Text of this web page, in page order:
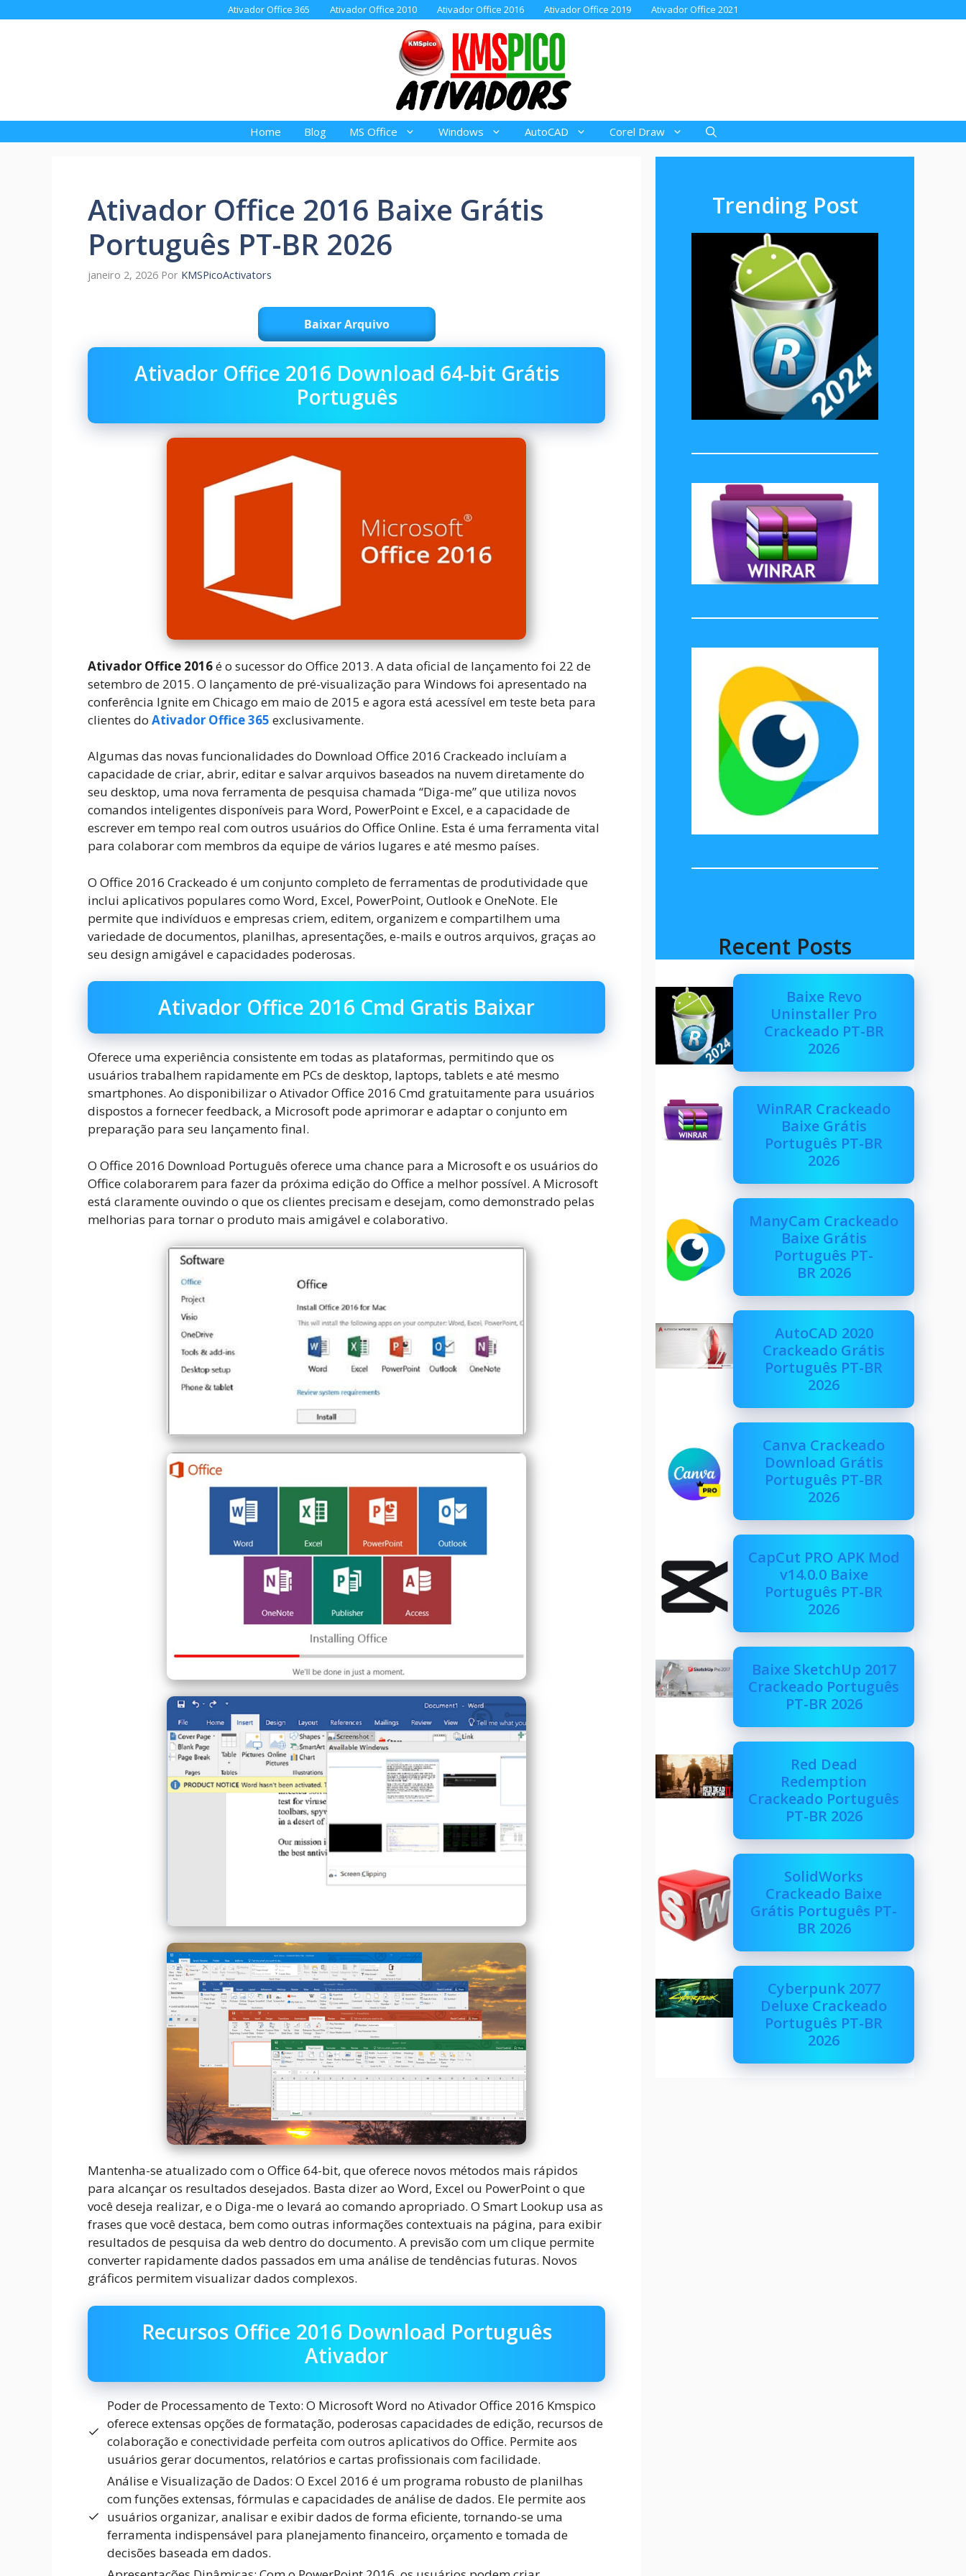
Ativador Office 365 Ativador Office 2010 Ativador Office 2016 Ativador Office 2019 Ativador Office 2021
Home Blog MS Office Windows AutoCAD Corel Draw
Ativador Office 2016 Baixe Grátis
Português PT-BR 2026
janeiro 2, 2026 Por KMSPicoActivators
Baixar Arquivo
Ativador Office 2016 Download 64-bit Grátis
Português
Ativador Office 2016é o sucessor do Office 2013. A data oficial de lançamento foi 22 de
setembro de 2015. O lançamento de pré-visualização para Windows foi apresentado na
conferência Ignite em Chicago em maio de 2015 e agora está acessível em teste beta para
clientes do Ativador Office 365 exclusivamente.
Algumas das novas funcionalidades do Download Office 2016 Crackeado incluíam a
capacidade de criar, abrir, editar e salvar arquivos baseados na nuvem diretamente do
seu desktop, uma nova ferramenta de pesquisa chamada “Diga-me” que utiliza novos
comandos inteligentes disponíveis para Word, PowerPoint e Excel, e a capacidade de
escrever em tempo real com outros usuários do Office Online. Esta é uma ferramenta vital
para colaborar com membros da equipe de vários lugares e até mesmo países.
O Office 2016 Crackeado é um conjunto completo de ferramentas de produtividade que
inclui aplicativos populares como Word, Excel, PowerPoint, Outlook e OneNote. Ele
permite que indivíduos e empresas criem, editem, organizem e compartilhem uma
variedade de documentos, planilhas, apresentações, e-mails e outros arquivos, graças ao
seu design amigável e capacidades poderosas.
Ativador Office 2016 Cmd Gratis Baixar
Oferece uma experiência consistente em todas as plataformas, permitindo que os
usuários trabalhem rapidamente em PCs de desktop, laptops, tablets e até mesmo
smartphones. Ao disponibilizar o Ativador Office 2016 Cmd gratuitamente para usuários
dispostos a fornecer feedback, a Microsoft pode aprimorar e adaptar o conjunto em
preparação para seu lançamento final.
O Office 2016 Download Português oferece uma chance para a Microsoft e os usuários do
Office colaborarem para fazer da próxima edição do Office a melhor possível. A Microsoft
está claramente ouvindo o que os clientes precisam e desejam, como demonstrado pelas
melhorias para tornar o produto mais amigável e colaborativo.
Mantenha-se atualizado com o Office 64-bit, que oferece novos métodos mais rápidos
para alcançar os resultados desejados. Basta dizer ao Word, Excel ou PowerPoint o que
você deseja realizar, e o Diga-me o levará ao comando apropriado. O Smart Lookup usa as
frases que você destaca, bem como outras informações contextuais na página, para exibir
resultados de pesquisa da web dentro do documento. A previsão com um clique permite
converter rapidamente dados passados em uma análise de tendências futuras. Novos
gráficos permitem visualizar dados complexos.
Recursos Office 2016 Download Português
Ativador
Poder de Processamento de Texto: O Microsoft Word no Ativador Office 2016 Kmspico
oferece extensas opções de formatação, poderosas capacidades de edição, recursos de
colaboração e conectividade perfeita com outros aplicativos do Office. Permite aos
usuários gerar documentos, relatórios e cartas profissionais com facilidade.
Análise e Visualização de Dados: O Excel 2016 é um programa robusto de planilhas
com funções extensas, fórmulas e capacidades de análise de dados. Ele permite aos
usuários organizar, analisar e exibir dados de forma eficiente, tornando-se uma
ferramenta indispensável para planejamento financeiro, orçamento e tomada de
decisões baseada em dados.
Trending Post
Recent Posts
Baixe Revo
Uninstaller Pro
Crackeado PT-BR
2026
WinRAR Crackeado
Baixe Grátis
Português PT-BR
2026
ManyCam Crackeado
Baixe Grátis
Português PT-
BR 2026
AutoCAD 2020
Crackeado Grátis
Português PT-BR
2026
Canva Crackeado
Download Grátis
Português PT-BR
2026
CapCut PRO APK Mod
v14.0.0 Baixe
Português PT-BR
2026
Baixe SketchUp 2017
Crackeado Português
PT-BR 2026
Red Dead
Redemption
Crackeado Português
PT-BR 2026
SolidWorks
Crackeado Baixe
Grátis Português PT-
BR 2026
Cyberpunk 2077
Deluxe Crackeado
Português PT-BR
2026